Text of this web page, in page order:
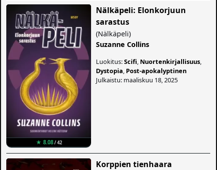
★ 8.08/ 42
Nälkäpeli: Elonkorjuun
sarastus
(Nälkäpeli)
Suzanne Collins
Luokitus:Scifi Nuortenkirjallisuus
Dystopia Post-apokalyptinen
Julkaistu: maaliskuu 18, 2025
Korppien tienhaara